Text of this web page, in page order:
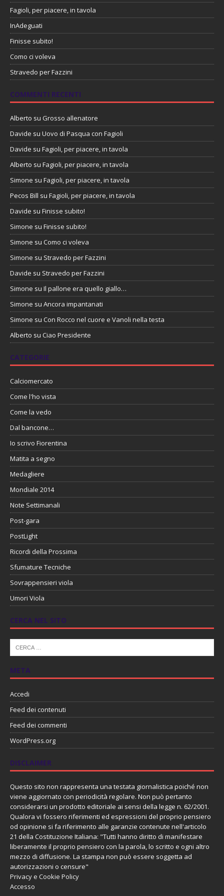
Fagioli, per piacere, in tavola
InAdeguati
Finisse subito!
Como ci voleva
Stravedo per Fazzini
COMMENTI RECENTI
Alberto su Grosso allenatore
Davide su Uovo di Pasqua con Fagioli
Davide su Fagioli, per piacere, in tavola
Alberto su Fagioli, per piacere, in tavola
Simone su Fagioli, per piacere, in tavola
Pecos Bill su Fagioli, per piacere, in tavola
Davide su Finisse subito!
Simone su Finisse subito!
Simone su Como ci voleva
Simone su Stravedo per Fazzini
Davide su Stravedo per Fazzini
Simone su Il pallone era quello giallo…
Simone su Ancora impantanati
Simone su Con Rocco nel cuore e Vanoli nella testa
Alberto su Ciao Presidente
CATEGORIE
Calciomercato
Come l'ho vista
Come la vedo
Dal bancone…
Io scrivo Fiorentina
Matita a segno
Medagliere
Mondiale 2014
Note Settimanali
Post-gara
PostLight
Ricordi della Prossima
Sfumature Tecniche
Sovrappensieri viola
Umori Viola
CERCA NEL SITO
META
Accedi
Feed dei contenuti
Feed dei commenti
WordPress.org
DISCLAIMER
Questo sito non rappresenta una testata giornalistica poiché non
viene aggiornato con periodicità regolare. Non può pertanto
considerarsi un prodotto editoriale ai sensi della legge n. 62/2001.
Qualora vi fossero riferimenti ed espressioni del proprio pensiero
od opinione si fa riferimento alle garanzie contenute nell'articolo
21 della Costituzione Italiana: "Tutti hanno diritto di manifestare
liberamente il proprio pensiero con la parola, lo scritto e ogni altro
mezzo di diffusione. La stampa non può essere soggetta ad
autorizzazioni o censure"
Privacy e Cookie Policy
Accesso